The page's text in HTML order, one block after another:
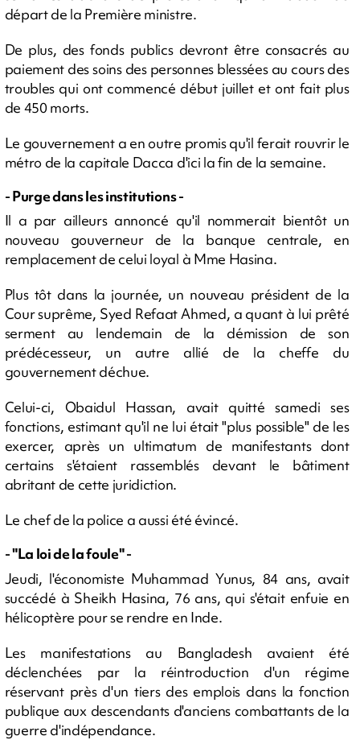
départ de la Première ministre.
De plus, des fonds publics devront être consacrés au
paiement des soins des personnes blessées au cours des
troubles qui ont commencé début juillet et ont fait plus
de 450 morts.
Le gouvernement a en outre promis qu'il ferait rouvrir le
métro de la capitale Dacca d'ici la fin de la semaine.
- Purge dans les institutions -
Il a par ailleurs annoncé qu'il nommerait bientôt un
nouveau gouverneur de la banque centrale, en
remplacement de celui loyal à Mme Hasina.
Plus tôt dans la journée, un nouveau président de la
Cour suprême, Syed Refaat Ahmed, a quant à lui prêté
serment au lendemain de la démission de son
prédécesseur, un autre allié de la cheffe du
gouvernement déchue.
Celui-ci, Obaidul Hassan, avait quitté samedi ses
fonctions, estimant qu'il ne lui était "plus possible" de les
exercer, après un ultimatum de manifestants dont
certains s'étaient rassemblés devant le bâtiment
abritant de cette juridiction.
Le chef de la police a aussi été évincé.
- "La loi de la foule" -
Jeudi, l'économiste Muhammad Yunus, 84 ans, avait
succédé à Sheikh Hasina, 76 ans, qui s'était enfuie en
hélicoptère pour se rendre en Inde.
Les manifestations au Bangladesh avaient été
déclenchées par la réintroduction d'un régime
réservant près d'un tiers des emplois dans la fonction
publique aux descendants d'anciens combattants de la
guerre d'indépendance.